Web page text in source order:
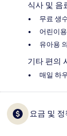
식사 및 음
무료 생
어린이
유아용
기타 편의
매일 하
요금 및 정